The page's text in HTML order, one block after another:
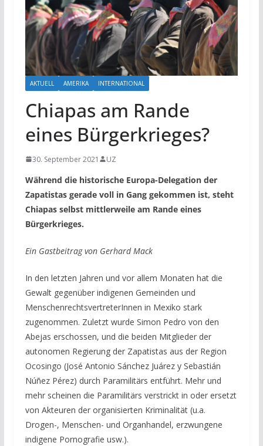
AKTUELL AMERIKA INTERNATIONAL
Chiapas am Rande
eines Bürgerkrieges?
30. September 2021 UZ
Während die historische Europa-Delegation der
Zapatistas gerade voll in Gang gekommen ist, steht
Chiapas selbst mittlerweile am Rande eines
Bürgerkrieges.
Ein Gastbeitrag von Gerhard Mack
In den letzten Jahren und vor allem Monaten hat die
Gewalt gegenüber indigenen Gemeinden und
MenschenrechtsvertreterInnen in Mexiko stark
zugenommen. Zuletzt wurde Simon Pedro von den
Abejas erschossen, und die beiden Mitglieder der
autonomen Regierung der Zapatistas aus der Region
Ocosingo (José Antonio Sánchez Juárez y Sebastián
Núñez Pérez) durch Paramilitärs entführt. Mehr und
mehr scheinen die Paramilitärs verstrickt in oder ersetzt
von Akteuren der organisierten Kriminalität (u.a.
Drogen-, Menschen- und Organhandel, erzwungene
indigene Pornografie usw.).